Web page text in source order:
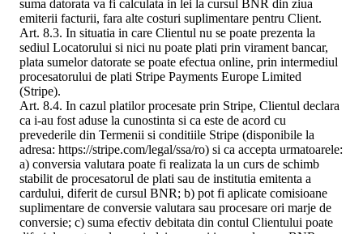
suma datorata va fi calculata in lei la cursul BNR din ziua
emiterii facturii, fara alte costuri suplimentare pentru Client.
Art. 8.3. In situatia in care Clientul nu se poate prezenta la
sediul Locatorului si nici nu poate plati prin virament bancar,
plata sumelor datorate se poate efectua online, prin intermediul
procesatorului de plati Stripe Payments Europe Limited
(Stripe).
Art. 8.4. In cazul platilor procesate prin Stripe, Clientul declara
ca i-au fost aduse la cunostinta si ca este de acord cu
prevederile din Termenii si conditiile Stripe (disponibile la
adresa: https://stripe.com/legal/ssa/ro) si ca accepta urmatoarele:
a) conversia valutara poate fi realizata la un curs de schimb
stabilit de procesatorul de plati sau de institutia emitenta a
cardului, diferit de cursul BNR; b) pot fi aplicate comisioane
suplimentare de conversie valutara sau procesare ori marje de
conversie; c) suma efectiv debitata din contul Clientului poate